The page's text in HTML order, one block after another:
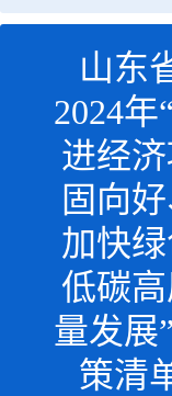
山东
2024年
进经
固向好
加快
低碳
量发展
策清